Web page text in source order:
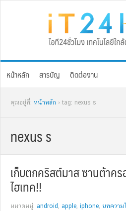
หน้าหลัก สารบัญ ติดต่องาน
คุณอยู่ที่: หน้าหลัก › tag: nexus s
nexus s
เก็บตกคริสต์มาส ซานต้าค
ไฮเทค!!
หมวดหมู่: android , apple, iphone, บทความ